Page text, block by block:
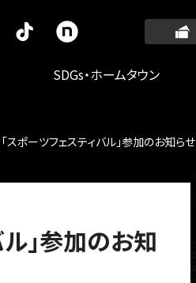
SDGs・ホームタウン
スポーツフェスティバル」参加のお知らせ
」参加のお知